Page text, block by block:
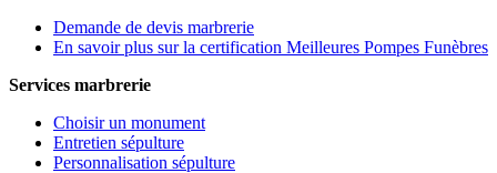
Demande de devis marbrerie
En savoir plus sur la certification Meilleures Pompes Funèbres
Services marbrerie
Choisir un monument
Entretien sépulture
Personnalisation sépulture